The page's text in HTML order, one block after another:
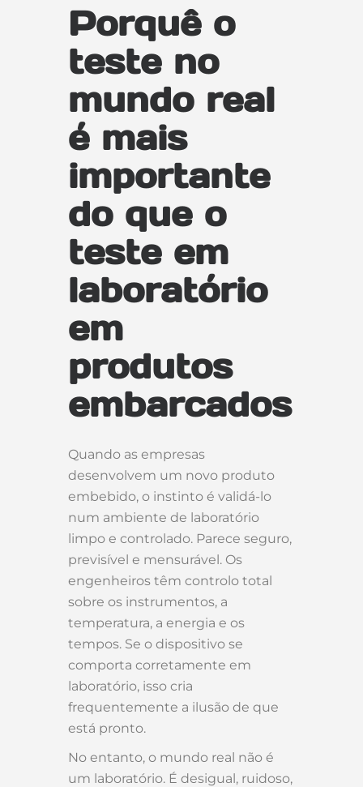
Porquê o
teste no
mundo real
é mais
importante
do que o
teste em
laboratório
em
produtos
embarcados
Quando as empresas
desenvolvem um novo produto
embebido, o instinto é validá-lo
num ambiente de laboratório
limpo e controlado. Parece seguro,
previsível e mensurável. Os
engenheiros têm controlo total
sobre os instrumentos, a
temperatura, a energia e os
tempos. Se o dispositivo se
comporta corretamente em
laboratório, isso cria
frequentemente a ilusão de que
está pronto.
No entanto, o mundo real não é
um laboratório. É desigual, ruidoso,